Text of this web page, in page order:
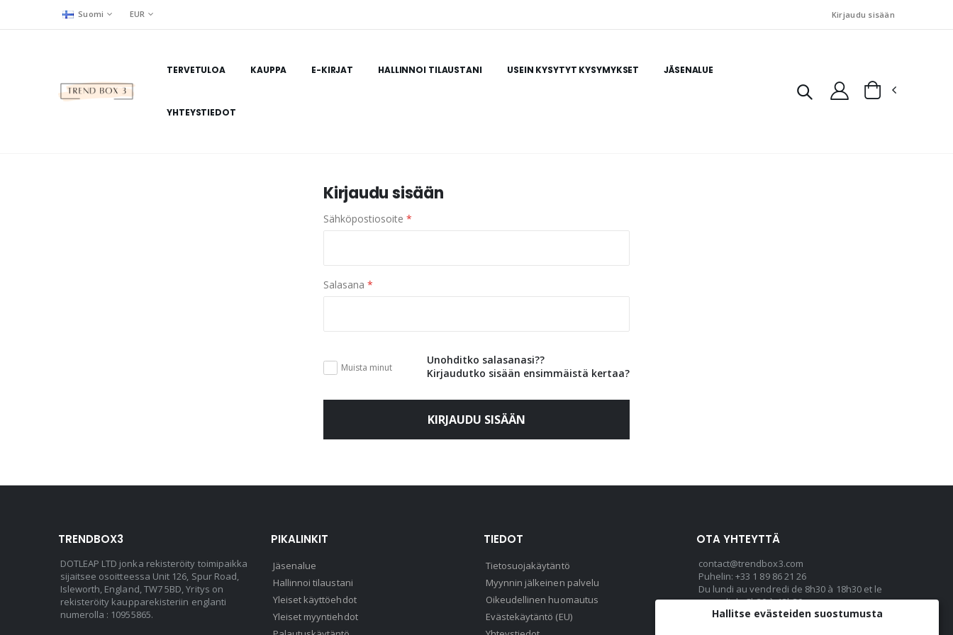
Suomi EUR Kirjaudu sisään
TERVETULOA KAUPPA E-KIRJAT HALLINNOI TILAUSTANI USEIN KYSYTYT KYSYMYKSET JÄSENALUE
YHTEYSTIEDOT
Kirjaudu sisään
Sähköpostiosoite *
Salasana *
Muista minut
Unohditko salasanasi??
Kirjaudutko sisään ensimmäistä kertaa?
KIRJAUDU SISÄÄN
TRENDBOX3
DOTLEAP LTD jonka rekisteröity toimipaikka
sijaitsee osoitteessa Unit 126, Spur Road,
Isleworth, England, TW7 5BD, Yritys on
rekisteröity kaupparekisteriin englanti
numerolla : 10955865.
PIKALINKIT
Jäsenalue
Hallinnoi tilaustani
Yleiset käyttöehdot
Yleiset myyntiehdot
TIEDOT
Tietosuojakäytäntö
Myynnin jälkeinen palvelu
Oikeudellinen huomautus
Evästekäytäntö (EU)
OTA YHTEYTTÄ
contact@trendbox3.com
Puhelin: +33 1 89 86 21 26
Du lundi au vendredi de 8h30 à 18h30 et le
samedi de 8h30 à 13h30
Hallitse evästeiden suostumusta